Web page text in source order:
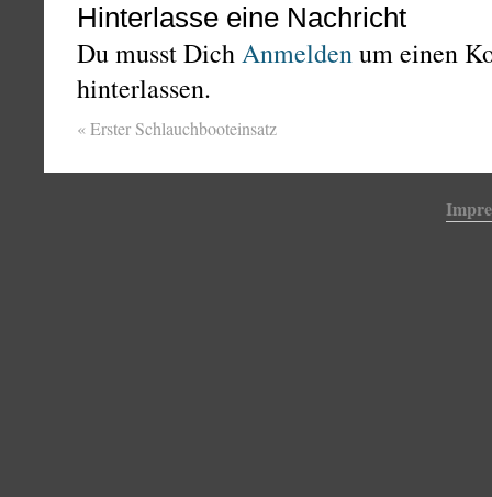
Hinterlasse eine Nachricht
Du musst DichAnmeldenum einen
hinterlassen.
«Erster Schlauchbooteinsatz